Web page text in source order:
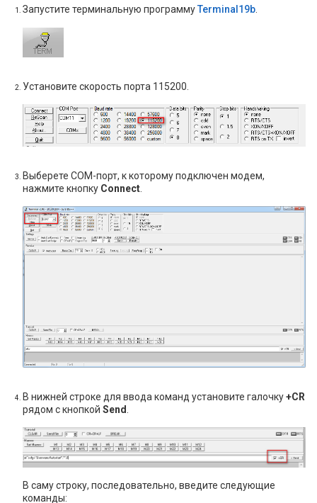
Запустите терминальную программуTerminal19b.
Установите скорость порта 115200.
Выберете COM-порт, к которому подключен модем,
нажмите кнопку Connect
В нижней строке для ввода команд установите галочку+CR
рядом с кнопкой Send
В саму строку, последовательно, введите следующие
команды: